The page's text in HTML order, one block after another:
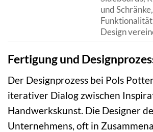
und
Design
Fertigung und
Der Designprozess bei Pols
iterativer Dialog zwischen
Handwerkskunst. Die Designer
Unternehmens, oft in